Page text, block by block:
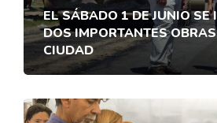
EL SÁBADO 1 DE JUNIO SE
DOS IMPORTANTES
CIUDAD